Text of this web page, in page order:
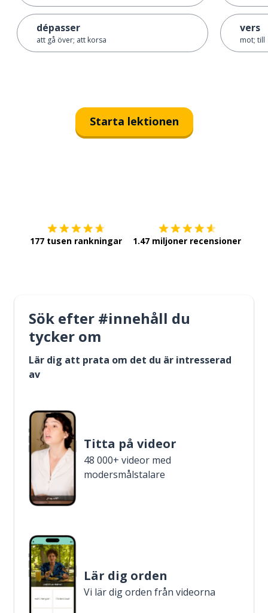
dépasser
att gå över; att korsa
vers
mot; till
Starta lektionen
177 tusen rankningar 1.47 miljoner recensioner
Sök efter #innehåll du
tycker om
Lär dig att prata om det du är intresserad
av
Titta på videor
48 000+ videor med
modersmålstalare
Lär dig orden
Vi lär dig orden från videorna